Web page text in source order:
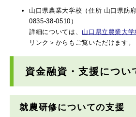
山口県農業大学校（住所 山口県防
0835-38-0510）
詳細については、 山口県立農業大
リンク＞ からもご覧いただけます。
資金融資・支援につい
就農研修についての支援